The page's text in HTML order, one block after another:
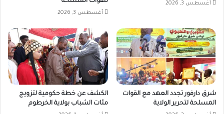
أغسطس 3, 2026
أغسطس 3, 2026
شرق دارفور تجدد العهد مع القوات
المسلحة لتحرير الولاية
الكشف عن خطة حكومية لتزويج
مئات الشباب بولاية الخرطوم